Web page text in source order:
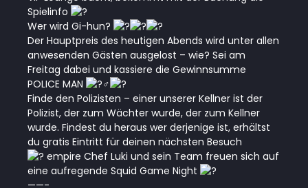
Spielinfo
Wer wird Gi-hun?
Der Hauptpreis des heutigen Abends wird unter allen
anwesenden Gästen ausgelost – wie? Sei am
Freitag dabei und kassiere die Gewinnsumme
POLICE MAN
Finde den Polizisten – einer unserer Kellner ist der
Polizist, der zum Wächter wurde, der zum Kellner
wurde. Findest du heraus wer derjenige ist, erhältst
du gratis Eintritt für deinen nächsten Besuch
empire Chef Luki und sein Team freuen sich auf
eine aufregende Squid Game Night
——-